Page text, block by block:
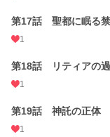
第17話 聖都に眠る
1
第18話 リティアの
1
第19話 神託の正体
1